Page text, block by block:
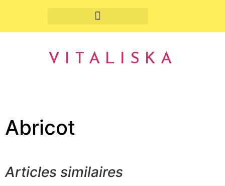
VITALISKA
Abricot
Articles similaires